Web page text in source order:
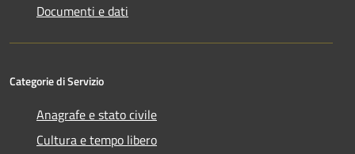
Documenti e dati
Categorie di Servizio
Anagrafe e stato civile
Cultura e tempo libero